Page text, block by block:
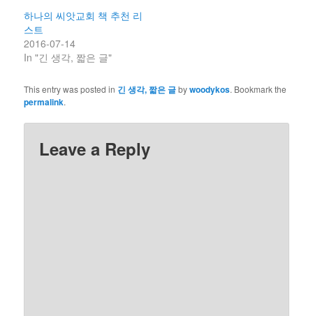
하나의 씨앗교회 책 추천 리
스트
2016-07-14
In "긴 생각, 짧은 글"
This entry was posted in 긴 생각, 짧은 글bywoodykos. Bookmark the
permalink.
Leave a Reply